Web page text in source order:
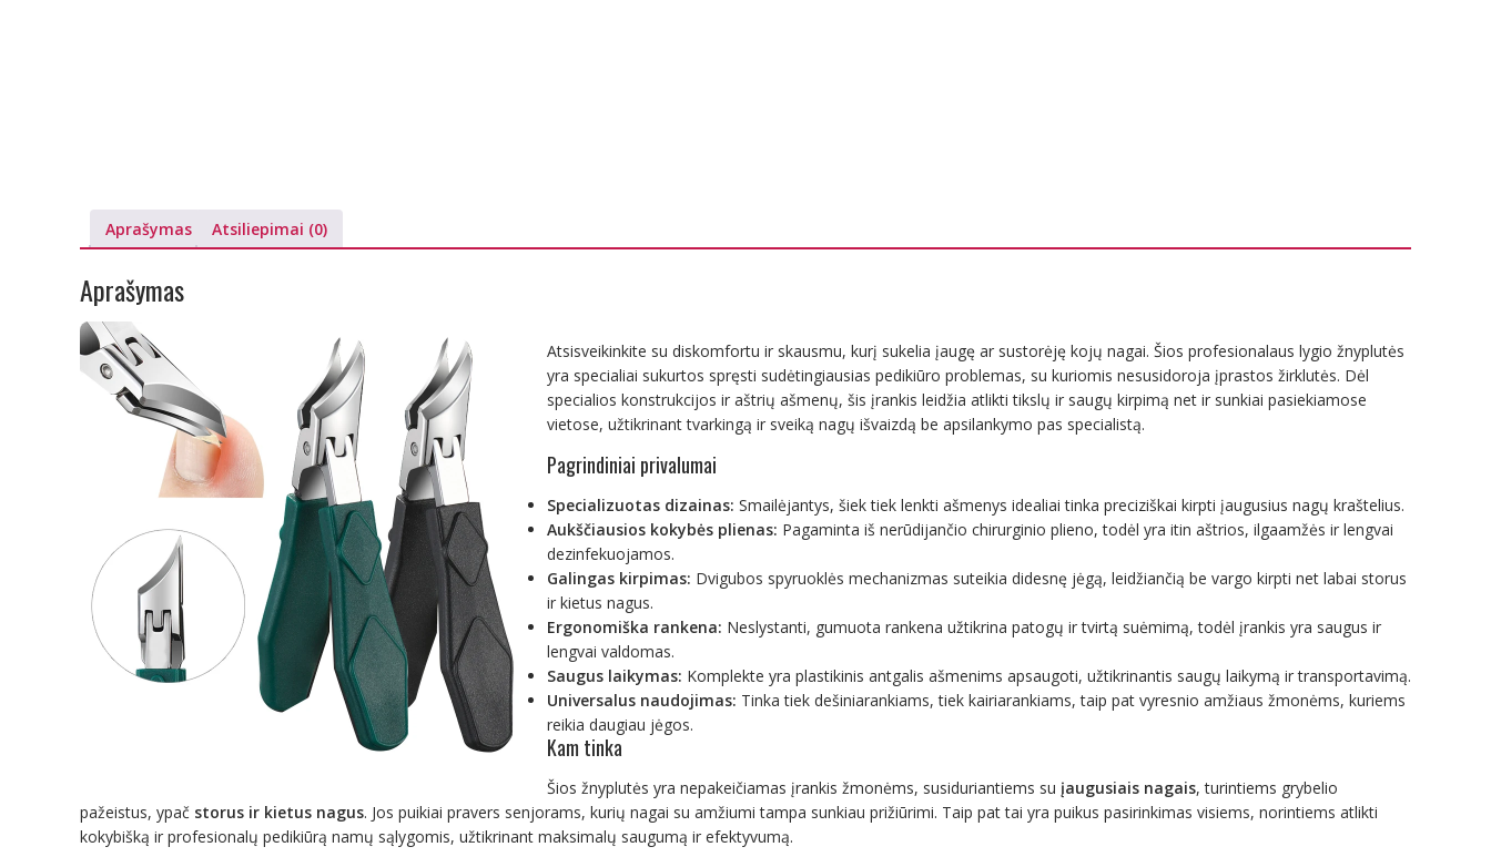
Aprašymas Atsiliepimai (0)
Aprašymas
Atsisveikinkite su diskomfortu ir skausmu, kurį sukelia įaugę ar sustorėję kojų nagai. Šios profesionalaus lygio žnyplutės
yra specialiai sukurtos spręsti sudėtingiausias pedikiūro problemas, su kuriomis nesusidoroja įprastos žirklutės. Dėl
specialios konstrukcijos ir aštrių ašmenų, šis įrankis leidžia atlikti tikslų ir saugų kirpimą net ir sunkiai pasiekiamose
vietose, užtikrinant tvarkingą ir sveiką nagų išvaizdą be apsilankymo pas specialistą.
Pagrindiniai privalumai
Specializuotas dizainas: Smailėjantys, šiek tiek lenkti ašmenys idealiai tinka preciziškai kirpti įaugusius nagų kraštelius.
Aukščiausios kokybės plienas: Pagaminta iš nerūdijančio chirurginio plieno, todėl yra itin aštrios, ilgaamžės ir lengvai
dezinfekuojamos.
Galingas kirpimas: Dvigubos spyruoklės mechanizmas suteikia didesnę jėgą, leidžiančią be vargo kirpti net labai storus
ir kietus nagus.
Ergonomiška rankena: Neslystanti, gumuota rankena užtikrina patogų ir tvirtą suėmimą, todėl įrankis yra saugus ir
lengvai valdomas.
Saugus laikymas: Komplekte yra plastikinis antgalis ašmenims apsaugoti, užtikrinantis saugų laikymą ir transportavimą.
Universalus naudojimas: Tinka tiek dešiniarankiams, tiek kairiarankiams, taip pat vyresnio amžiaus žmonėms, kuriems
reikia daugiau jėgos.
Kam tinka
Šios žnyplutės yra nepakeičiamas įrankis žmonėms, susiduriantiems su įaugusiais nagais, turintiems grybelio
pažeistus, ypač storus ir kietus nagus. Jos puikiai pravers senjorams, kurių nagai su amžiumi tampa sunkiau prižiūrimi. Taip pat tai yra puikus pasirinkimas visiems, norintiems atlikti
kokybišką ir profesionalų pedikiūrą namų sąlygomis, užtikrinant maksimalų saugumą ir efektyvumą.